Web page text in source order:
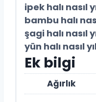
ipek halı nasıl
bambu halı
şagi halı nasıl
yün halı nasıl
Ek bilgi
Ağırlık